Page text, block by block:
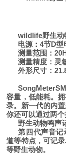
wildlife野生动
电源：4节D
测量范围：
测量精度：灵
外形尺寸：
容量，低能耗。
录。新一代的内
你还可以通过两
野生动物鸣声
第四代声音记
道等特点，可记
等野生动物。